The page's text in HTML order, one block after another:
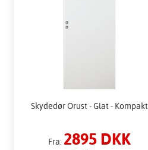
Skydedør Orust - Glat - Kompakt
Fra: 2895 DKK